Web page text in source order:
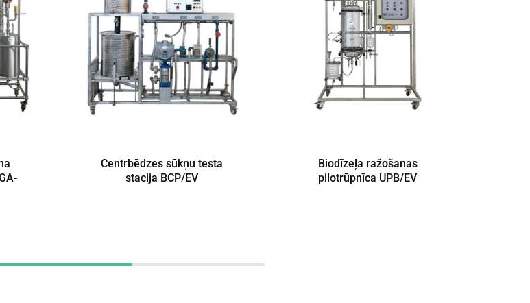
Centrbēdzes sūkņu testa
stacija BCP/EV
Biodīzeļa ražošanas
pilotrūpnīca UPB/EV